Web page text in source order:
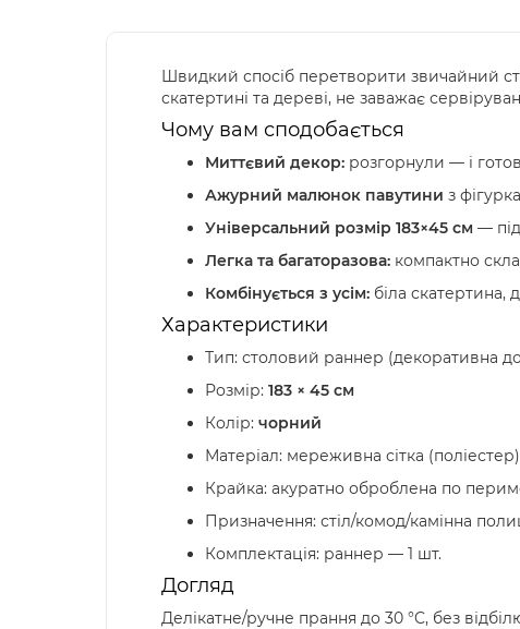
Швидкий спосіб перетворити звичайний
скатертині та дереві, не заважає
Чому вам сподобається
Миттєвий декор: розгорнули — і
Ажурний малюнок павутини з
Універсальний розмір 183×45 см —
Легка та багаторазова: компактно
Комбінується з усім: біла скатертина,
Характеристики
Тип: столовий раннер (декоративна
Розмір: 183 × 45 см
Колір: чорний
Матеріал: мереживна сітка (поліестер)
Крайка: акуратно оброблена по
Призначення: стіл/комод/камінна
Комплектація: раннер — 1 шт.
Догляд
Делікатне/ручне прання до 30 °C, без